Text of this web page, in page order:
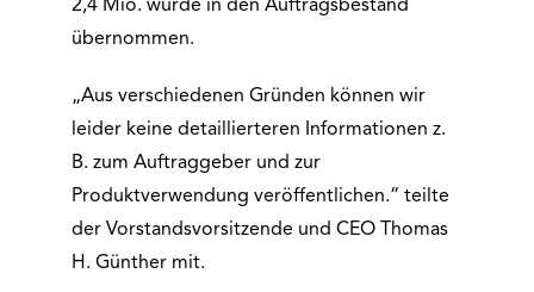
2,4 Mio. wurde in den Auftragsbestand
übernommen.
„Aus verschiedenen Gründen können wir
leider keine detaillierteren Informationen z.
B. zum Auftraggeber und zur
Produktverwendung veröffentlichen.“ teilte
der Vorstandsvorsitzende und CEO Thomas
H. Günther mit.